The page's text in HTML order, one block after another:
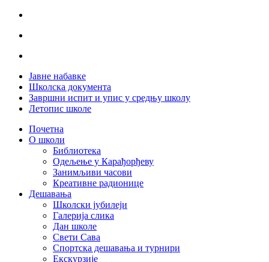
Јавне набавке
Школска документа
Завршни испит и упис у средњу школу
Летопис школе
Почетна
О школи
Библиотека
Одељење у Карађорђеву
Занимљиви часови
Креативне радионице
Дешавања
Школски јубилеји
Галерија слика
Дан школе
Свети Сава
Спортска дешавања и турнири
Екскурзије